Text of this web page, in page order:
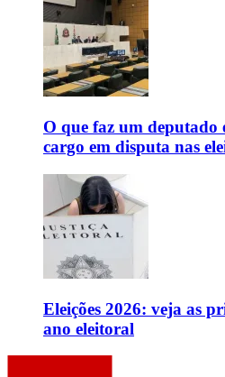
O que faz um deputado
cargo em disputa nas
Eleições 2026: veja as
ano eleitoral